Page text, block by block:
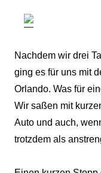
Nachdem wir drei
ging es für uns mit
Orlando. Was für
Wir saßen mit
Auto und auch,
trotzdem als